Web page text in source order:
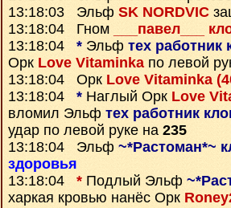
13:18:03 Эльф SK NORDVIC
13:18:04 Гном
___павел___
13:18:04 * Эльф тех работник
Орк Love Vitaminkaпо левой
13:18:04 Орк Love Vitaminka
13:18:04 * Наглый Орк Love
вломил Эльф тех работник
удар по левой руке на 235
13:18:04 Эльф ~*Растоман*~
здоровья
13:18:04 * Подлый Эльф
харкая кровью нанёс Орк